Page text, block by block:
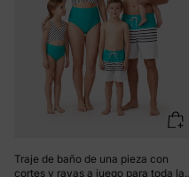
Traje de baño de una pieza con
cortes y rayas a juego para toda la